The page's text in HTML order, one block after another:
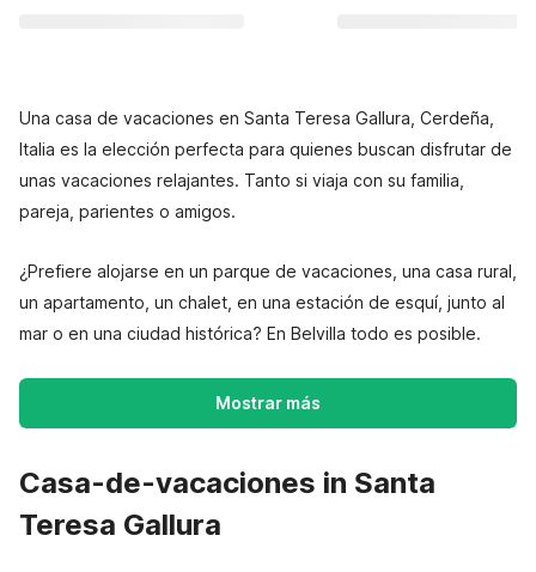
Una casa de vacaciones en Santa Teresa Gallura, Cerdeña,
Italia es la elección perfecta para quienes buscan disfrutar de
unas vacaciones relajantes. Tanto si viaja con su familia,
pareja, parientes o amigos.
¿Prefiere alojarse en un parque de vacaciones, una casa rural,
un apartamento, un chalet, en una estación de esquí, junto al
mar o en una ciudad histórica? En Belvilla todo es posible.
Mostrar más
Casa-de-vacaciones in Santa
Teresa Gallura